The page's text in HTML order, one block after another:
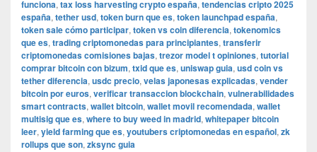
funciona, tax loss harvesting crypto españa, tendencias cripto 2025
españa, tether usd, token burn que es, token launchpad españa,
token sale cómo participar, token vs coin diferencia, tokenomics
que es, trading criptomonedas para principiantes, transferir
criptomonedas comisiones bajas, trezor model t opiniones, tutorial
comprar bitcoin con bizum, txid que es, uniswap guia, usd coin vs
tether diferencia, usdc precio, velas japonesas explicadas, vender
bitcoin por euros, verificar transaccion blockchain, vulnerabilidades
smart contracts, wallet bitcoin, wallet movil recomendada, wallet
multisig que es, where to buy weed in madrid, whitepaper bitcoin
leer, yield farming que es, youtubers criptomonedas en español, zk
rollups que son, zksync guia